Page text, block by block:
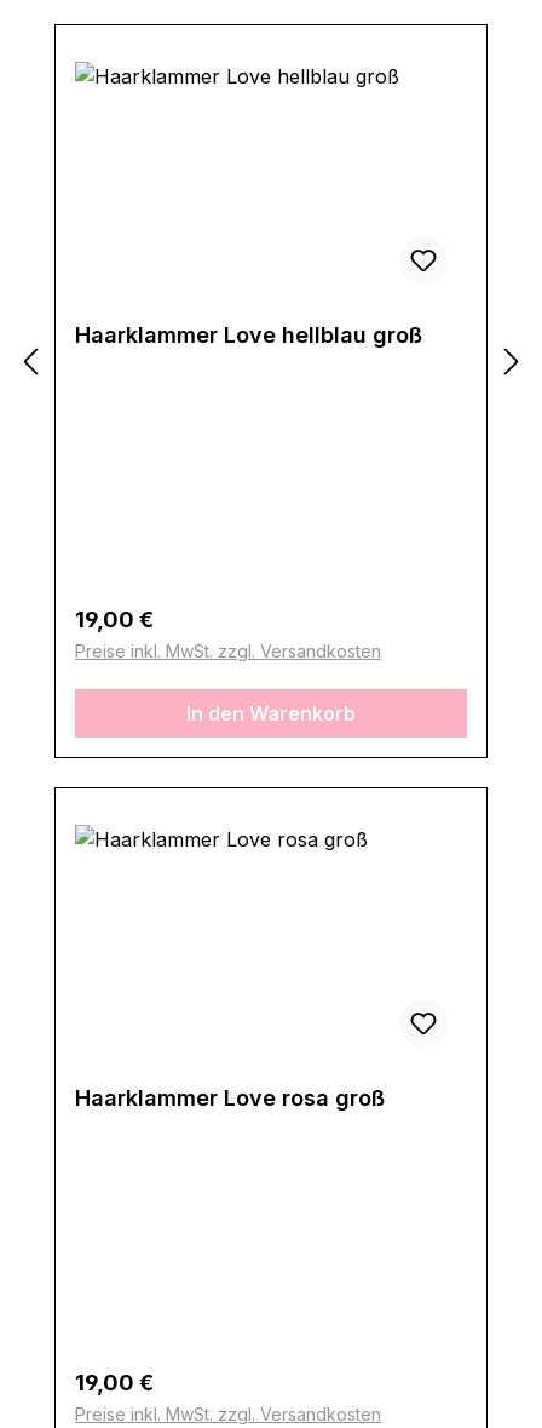
Haarklammer Love hellblau groß
Regulärer Preis:
19,00 €
Preise inkl. MwSt. zzgl. Versandkosten
In den Warenkorb
Haarklammer Love rosa groß
Regulärer Preis:
19,00 €
Preise inkl. MwSt. zzgl. Versandkosten